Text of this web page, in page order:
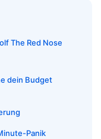
The Red Nose
dein Budget
Panik